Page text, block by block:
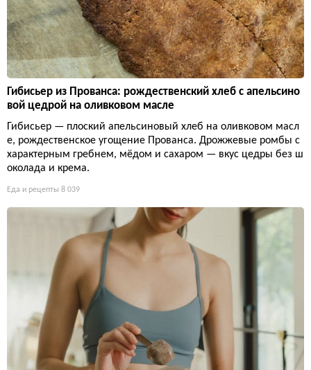
Гибисьер из Прованса: рождественский хлеб с апельсино
вой цедрой на оливковом масле
Гибисьер — плоский апельсиновый хлеб на оливковом масл
е, рождественское угощение Прованса. Дрожжевые ромбы с
характерным гребнем, мёдом и сахаром — вкус цедры без ш
околада и крема.
Еда и рецепты 8 039